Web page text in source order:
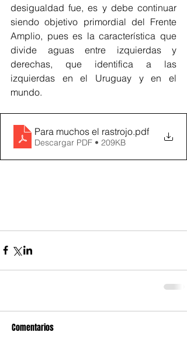
desigualdad fue, es y debe continuar
siendo objetivo primordial del Frente
Amplio, pues es la característica que
divide aguas entre izquierdas y
derechas, que identifica a las
izquierdas en el Uruguay y en el
mundo.
Para muchos el rastrojo.pdf
Descargar PDF • 209KB
Comentarios